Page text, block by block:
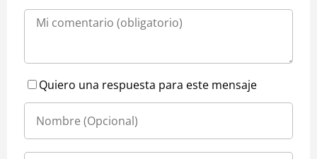
Quiero una respuesta para este mensaje